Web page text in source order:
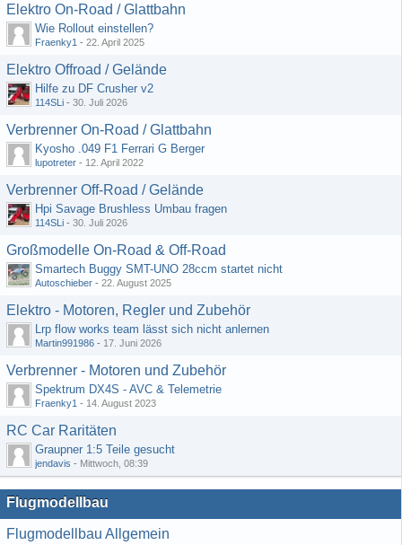
Elektro On-Road / Glattbahn
Wie Rollout einstellen?
Fraenky1 - 22. April 2025
Elektro Offroad / Gelände
Hilfe zu DF Crusher v2
114SLi - 30. Juli 2026
Verbrenner On-Road / Glattbahn
Kyosho .049 F1 Ferrari G Berger
lupotreter - 12. April 2022
Verbrenner Off-Road / Gelände
Hpi Savage Brushless Umbau fragen
114SLi - 30. Juli 2026
Großmodelle On-Road & Off-Road
Smartech Buggy SMT-UNO 28ccm startet nicht
Autoschieber - 22. August 2025
Elektro - Motoren, Regler und Zubehör
Lrp flow works team lässt sich nicht anlernen
Martin991986 - 17. Juni 2026
Verbrenner - Motoren und Zubehör
Spektrum DX4S - AVC & Telemetrie
Fraenky1 - 14. August 2023
RC Car Raritäten
Graupner 1:5 Teile gesucht
jendavis - Mittwoch, 08:39
Flugmodellbau
Flugmodellbau Allgemein